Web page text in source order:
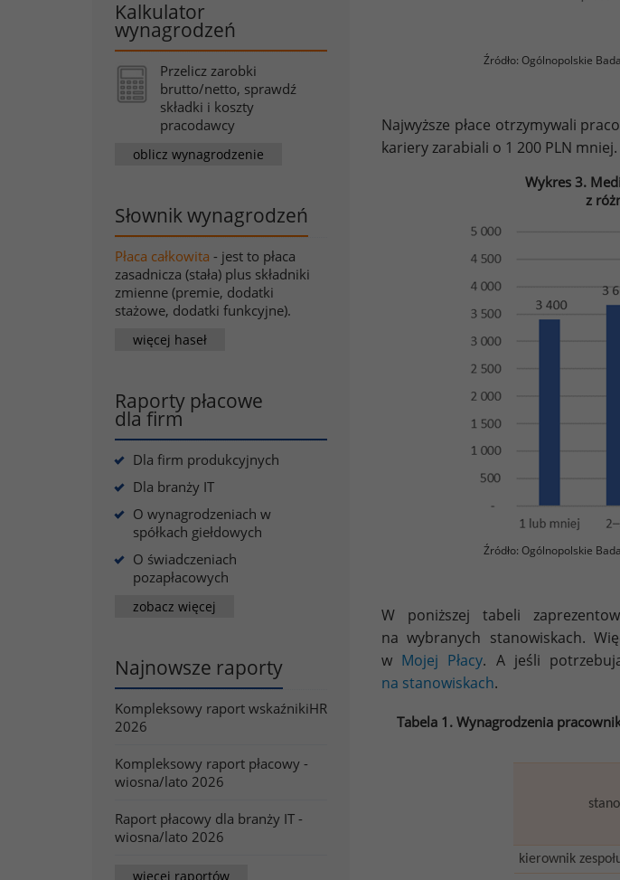
Kalkulator
wynagrodzeń
Przelicz zarobki
brutto/netto, sprawdź
składki i koszty
pracodawcy
oblicz wynagrodzenie
Słownik wynagrodzeń
Płaca całkowita - jest to płaca
zasadnicza (stała) plus składniki
zmienne (premie, dodatki
stażowe, dodatki funkcyjne).
więcej haseł
Raporty płacowe
dla firm
Dla firm produkcyjnych
Dla branży IT
O wynagrodzeniach w
spółkach giełdowych
O świadczeniach
pozapłacowych
zobacz więcej
Najnowsze raporty
Kompleksowy raport wskaźnikiHR
2026
Kompleksowy raport płacowy -
wiosna/lato 2026
Raport płacowy dla branży IT -
wiosna/lato 2026
więcej raportów
Źródło: Ogólnopolskie
Najwyższe płace otrzymywali
kariery zarabiali o 1 200 PLN
Wykres 3.
z
Źródło: Ogólnopolskie
W poniższej tabeli
na wybranych stanowiskach.
w Mojej Płacy. A jeśli
na stanowiskach.
Tabela 1. Wynagrodzenia
kierownik